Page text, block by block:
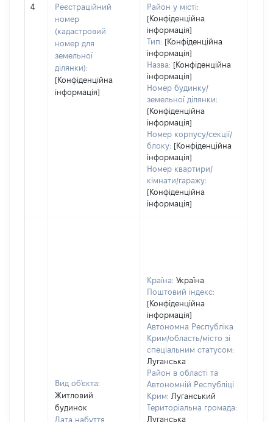
4
Реєстраційний
номер
(кадастровий
номер для
земельної
ділянки):
[Конфіденційна
інформація]
Район у місті:
[Конфіденційна
інформація]
Тип: [Конфіденційна
інформація]
Назва: [Конфіденційна
інформація]
Номер будинку/
земельної ділянки:
[Конфіденційна
інформація]
Номер корпусу/секції/
блоку: [Конфіденційна
інформація]
Номер квартири/
кімнати/гаражу:
[Конфіденційна
інформація]
Вид об'єкта:
Житловий
будинок
Дата набуття
Країна: Україна
Поштовий індекс:
[Конфіденційна
інформація]
Автономна Республіка
Крим/область/місто зі
спеціальним статусом:
Луганська
Район в області та
Автономній Республіці
Крим: Луганський
Територіальна громада:
Луганська